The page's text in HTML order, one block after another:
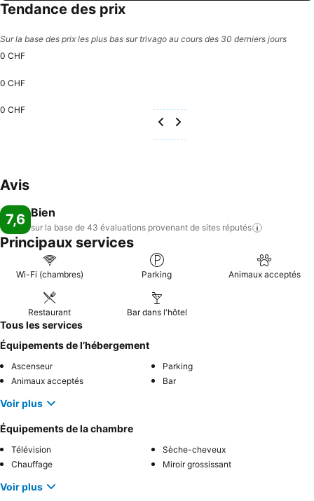
Tendance des prix
Sur la base des prix les plus bas sur trivago au cours des 30 derniers jours
0 CHF
0 CHF
0 CHF
Avis
7,6 Bien
sur la base de 43 évaluations provenant de sites réputés
Principaux services
Wi-Fi (chambres) Parking Animaux acceptés
Restaurant Bar dans l'hôtel
Tous les services
Équipements de l’hébergement
Ascenseur
Parking
Animaux acceptés
Bar
Voir plus
Équipements de la chambre
Télévision
Sèche-cheveux
Chauffage
Miroir grossissant
Voir plus